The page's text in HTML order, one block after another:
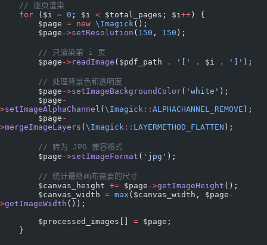
    // 逐页渲染
    for
($i = 0 ; $i < $total_pages; $i++ ) {
        $page
= new \Imagick();
        $page
->setResolution ( 150 , 150 );
        // 只渲染第 i 页
        $page
->readImage ($pdf_path . '[' . $i . ']' );
        // 处理背景色和透明度
        $page
->setImageBackgroundColor( 'white' );
        $page
-
>setImageAlphaChannel ( \Imagick :: ALPHACHANNEL_REMOVE );
        $page
-
>mergeImageLayers ( \Imagick :: LAYERMETHOD_FLATTEN );
        // 转为 JPG 兼容格式
        $page
->setImageFormat ( 'jpg' );
        // 统计最终画布需要的尺寸
        $canvas_height
+= $page ->getImageHeight ();
        $canvas_width
= max ($canvas_width, $page -
>getImageWidth ());
        $processed_images[]
= $page;
    }